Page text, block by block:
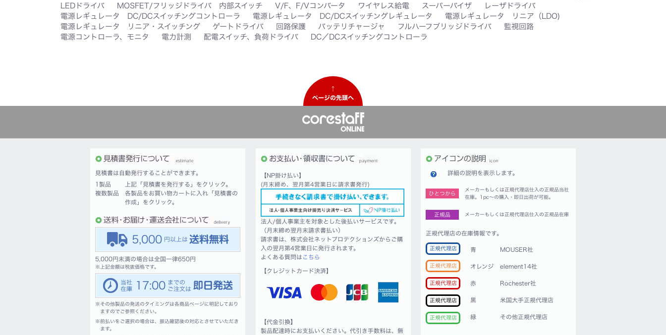
LEDドライバ
MOSFET/フリッジドライバ 内部スイッチ V/F、F/Vコンバータ ワイヤレス給電 スーパーバイザ
レーザドライバ
電源レギュレータ DC/DCスイッチングコントローラ
電源レギュレータ DC/DCスイッチングレギュレータ
電源レギュレータ リニア（LDO)
電源レギュレータ リニア・スイッチング
ゲートドライバ 回路保護 バッテリチャージャ フルハーフブリッジドライバ
監視回路
電源コントローラ、モニタ
電力計測 配電スイッチ、負荷ドライバ DC／DCスイッチングコントローラ
↑
ページの先頭へ
見積書は自動発行することができます。
1製品
上記「見積書を発行する」をクリック。
複数製品
各製品をお買い物カートに入れ「見積書の
作成」をクリック。
5,000
5,000円未満の場合は全国一律650円
※ 上記金額は税抜価格です。
17:00
※その他製品の発送のタイミングは各商品ページに明記しており
ますのでご参照ください。
※前払いをご選択の場合は、振込確認後の対応とさせていただき
ます。
【NP掛け払い】
(月末締め、翌月第4営業日に請求書発行)
法人/個人事業主を対象とした後払いサービスです。
（月末締め翌月末請求書払い）
請求書は、株式会社ネットプロテクションズからご購
入の翌月第4営業日に発行されます。
よくある質問は こちら
【クレジットカード決済】
【代金引換】
製品配達時にお支払いください。代引き手数料は、無
詳細の説明を表示します。
ひとつから
メーカーもしくは正規代理店仕入の正規品当社
在庫。1pc〜の購入・即日出荷が可能。
正規品 メーカーもしくは正規代理店仕入の正規品在庫
正規代理店の在庫情報です。
正規代理店
正規代理店
正規代理店
正規代理店
正規代理店
青 MOUSER社
オレンジ element14社
赤 Rochester社
黒 米国大手正規代理店
緑 その他正規代理店